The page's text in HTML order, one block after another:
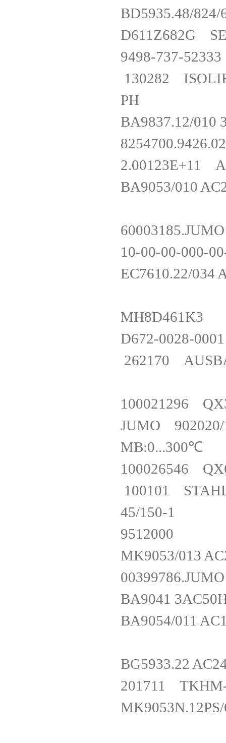
BD5935.48/
D611Z682G
9498-737-
130282
PH
BA9837.12/
2.00123E+11
BA9053/010
10-00-00-
EC7610.22/
D672-
262170
100021296
JUMO 902020/
100026546
100101
45/150-1
MK9053/013
BA9041
BA9054/011
BG5933.22
201711